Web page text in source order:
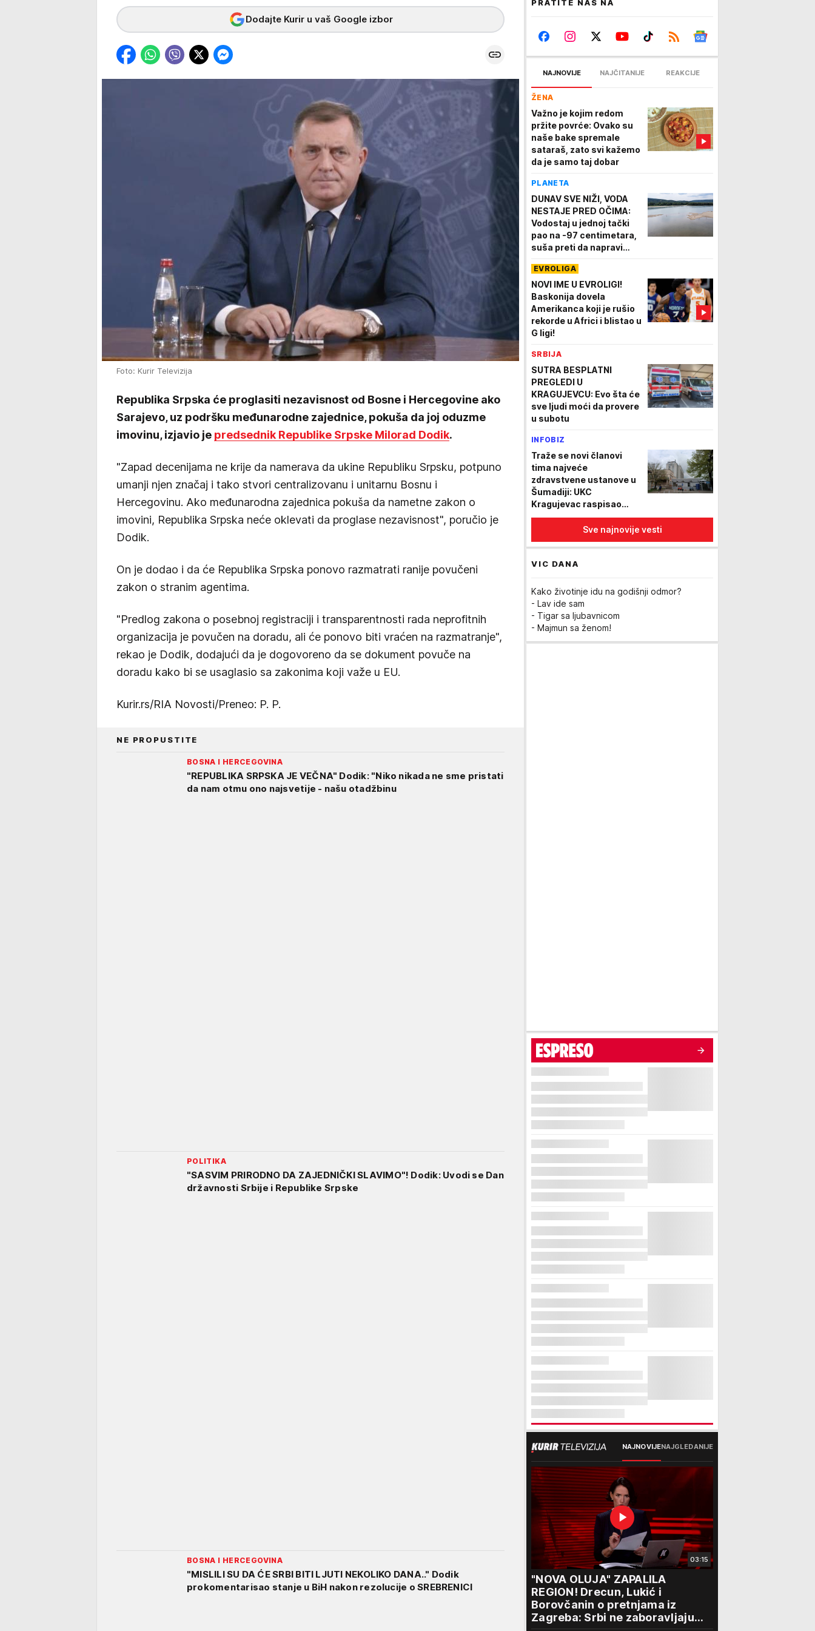
Dodajte Kurir u vaš Google izbor
Foto: Kurir Televizija
Republika Srpska će proglasiti nezavisnost od Bosne i Hercegovine ako
Sarajevo, uz podršku međunarodne zajednice, pokuša da joj oduzme
imovinu, izjavio je predsednik Republike Srpske Milorad Dodik.
"Zapad decenijama ne krije da namerava da ukine Republiku Srpsku, potpuno
umanji njen značaj i tako stvori centralizovanu i unitarnu Bosnu i
Hercegovinu. Ako međunarodna zajednica pokuša da nametne zakon o
imovini, Republika Srpska neće oklevati da proglase nezavisnost", poručio je
Dodik.
On je dodao i da će Republika Srpska ponovo razmatrati ranije povučeni
zakon o stranim agentima.
"Predlog zakona o posebnoj registraciji i transparentnosti rada neprofitnih
organizacija je povučen na doradu, ali će ponovo biti vraćen na razmatranje",
rekao je Dodik, dodajući da je dogovoreno da se dokument povuče na
doradu kako bi se usaglasio sa zakonima koji važe u EU.
Kurir.rs/RIA Novosti/Preneo: P. P.
NE PROPUSTITE
BOSNA I HERCEGOVINA
"REPUBLIKA SRPSKA JE VEČNA" Dodik: "Niko nikada ne sme pristati
da nam otmu ono najsvetije - našu otadžbinu
POLITIKA
"SASVIM PRIRODNO DA ZAJEDNIČKI SLAVIMO"! Dodik: Uvodi se Dan
državnosti Srbije i Republike Srpske
BOSNA I HERCEGOVINA
"MISLILI SU DA ĆE SRBI BITI LJUTI NEKOLIKO DANA.." Dodik
prokomentarisao stanje u BiH nakon rezolucije o SREBRENICI
PRATITE NAS NA
NAJNOVIJE NAJČITANIJE REAKCIJE
ŽENA
Važno je kojim redom
pržite povrće: Ovako su
naše bake spremale
sataraš, zato svi kažemo
da je samo taj dobar
PLANETA
DUNAV SVE NIŽI, VODA
NESTAJE PRED OČIMA:
Vodostaj u jednoj tački
pao na -97 centimetara,
suša preti da napravi
EVROLIGA
NOVI IME U EVROLIGI!
Baskonija dovela
Amerikanca koji je rušio
rekorde u Africi i blistao u
G ligi!
SRBIJA
SUTRA BESPLATNI
PREGLEDI U
KRAGUJEVCU: Evo šta će
sve ljudi moći da provere
u subotu
INFOBIZ
Traže se novi članovi
tima najveće
zdravstvene ustanove u
Šumadiji: UKC
Kragujevac raspisao
konkurs za 32 radnika
Sve najnovije vesti
VIC DANA
Kako životinje idu na godišnji odmor?
- Lav ide sam
- Tigar sa ljubavnicom
- Majmun sa ženom!
NAJNOVIJENAJGLEDANIJE
03:15
"NOVA OLUJA" ZAPALILA
REGION! Drecun, Lukić i
Borovčanin o pretnjama iz
Zagreba: Srbi ne zaboravljaju